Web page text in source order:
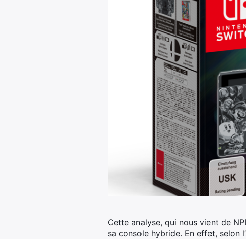
Cette analyse, qui nous vient de
sa console hybride. En effet, selon